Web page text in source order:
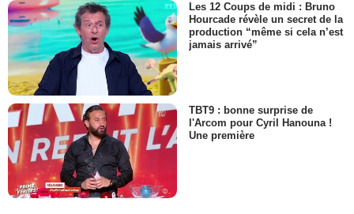
Les 12 Coups de midi : Bruno
Hourcade révèle un secret de la
production “même si cela n’est
jamais arrivé”
TBT9 : bonne surprise de
l'Arcom pour Cyril Hanouna !
Une première